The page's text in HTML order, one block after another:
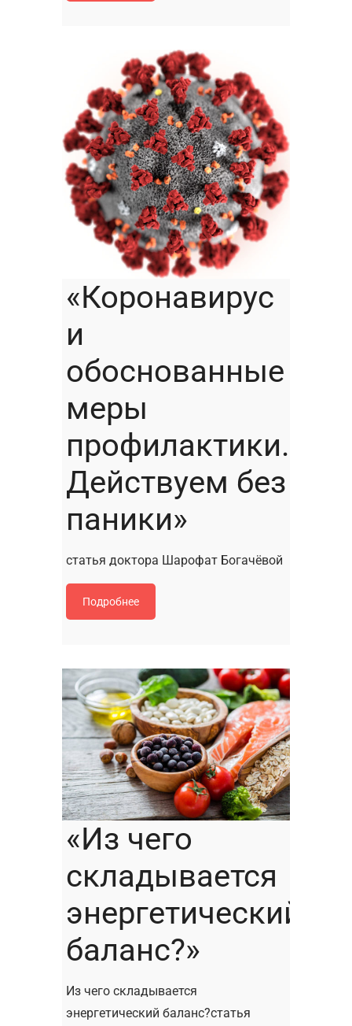
«Коронавирус
и
обоснованные
меры
профилактики.
Действуем без
паники»
статья доктора Шарофат Богачёвой
Подробнее
«Из чего
складывается
энергетический
баланс?»
Из чего складывается
энергетический баланс?статья